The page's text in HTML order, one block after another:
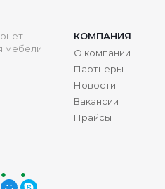
мебели
КОМПАНИЯ
О компании
Партнеры
Новости
Вакансии
Прайсы